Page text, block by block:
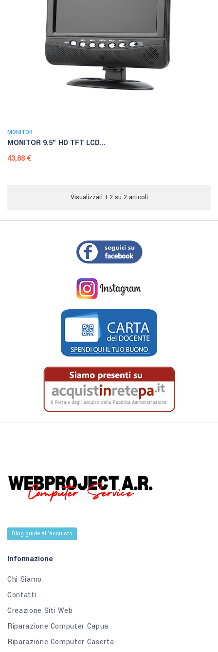
MONITOR
MONITOR 9.5" HD TFT LCD...
Prezzo
43,88 €
Visualizzati 1-2 su 2 articoli
Blog guide all'acquisto
Informazione
Chi Siamo
Contatti
Creazione Siti Web
Riparazione Computer Capua
Riparazione Computer Caserta